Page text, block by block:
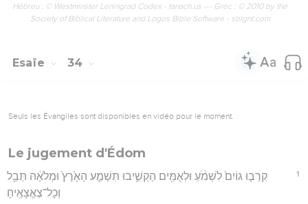
Hébreu : © Westminster Leningrad Codex - tanach.us --- Grec : © 2010 by the
Society of Biblical Literature and Logos Bible Software - sblgnt.com
Esaïe 34
Seuls les Évangiles sont disponibles en vidéo pour le moment.
Le jugement d'Édom
1
קִרְב֤וּ גוֹיִם֙ לִשְׁמֹ֔עַ וּלְאֻמִּ֖ים הַקְשִׁ֑יבוּ תִּשְׁמַ֤ע הָאָ֙רֶץ֙ וּמְלֹאָ֔הּ תֵּבֵ֖ל
וְכָל־צֶאֱצָאֶֽיהָ׃